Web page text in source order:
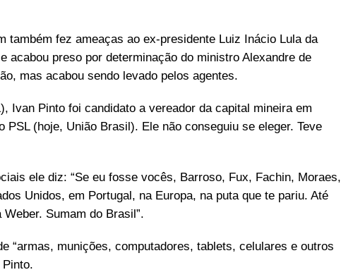
também fez ameaças ao ex-presidente Luiz Inácio Lula da
acabou preso por determinação do ministro Alexandre de
mas acabou sendo levado pelos agentes.
Ivan Pinto foi candidato a vereador da capital mineira em
PSL (hoje, União Brasil). Ele não conseguiu se eleger. Teve
ele diz: “Se eu fosse vocês, Barroso, Fux, Fachin, Moraes,
Unidos, em Portugal, na Europa, na puta que te pariu. Até
Sumam do Brasil”.
“armas, munições, computadores, tablets, celulares e outros